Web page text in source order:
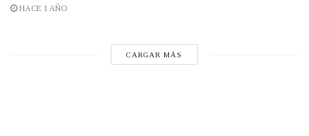
HACE 1 AÑO
CARGAR MÁS